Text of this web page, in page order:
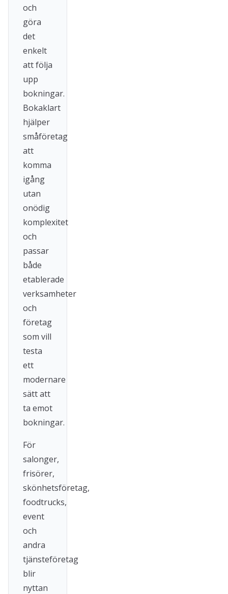
och
göra
det
enkelt
att följa
upp
bokningar.
Bokaklart
hjälper
småföretag
att
komma
igång
utan
onödig
komplexitet
och
passar
både
etablerade
verksamheter
och
företag
som vill
testa
ett
modernare
sätt att
ta emot
bokningar.
För
salonger,
frisörer,
skönhetsföretag,
foodtrucks,
event
och
andra
tjänsteföretag
blir
nyttan